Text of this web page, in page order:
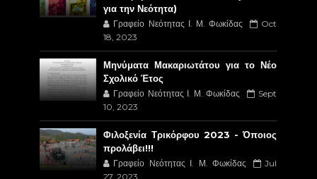
για την Νεότητα)
Γραφείο Νεότητας Ι. Μ. Φωκίδας
Oct
18, 2023
Μηνύματα Μακαριωτάτου για το Νέο
Σχολικό Έτος
Γραφείο Νεότητας Ι. Μ. Φωκίδας
Sept
10, 2023
Φιλοξενία Τρικόρφου 2023 - Όποιος
προλάβει!!!
Γραφείο Νεότητας Ι. Μ. Φωκίδας
Jul
27, 2023